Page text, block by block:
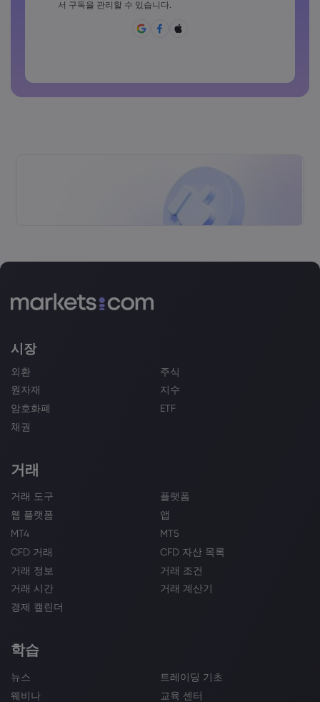
서 구독을 관리할 수 있습니다.
시장
외환
주식
원자재
지수
암호화폐
ETF
채권
거래
거래 도구
플랫폼
웹 플랫폼
앱
MT4
MT5
CFD 거래
CFD 자산 목록
거래 정보
거래 조건
거래 시간
거래 계산기
경제 캘린더
학습
뉴스
트레이딩 기초
웨비나
교육 센터